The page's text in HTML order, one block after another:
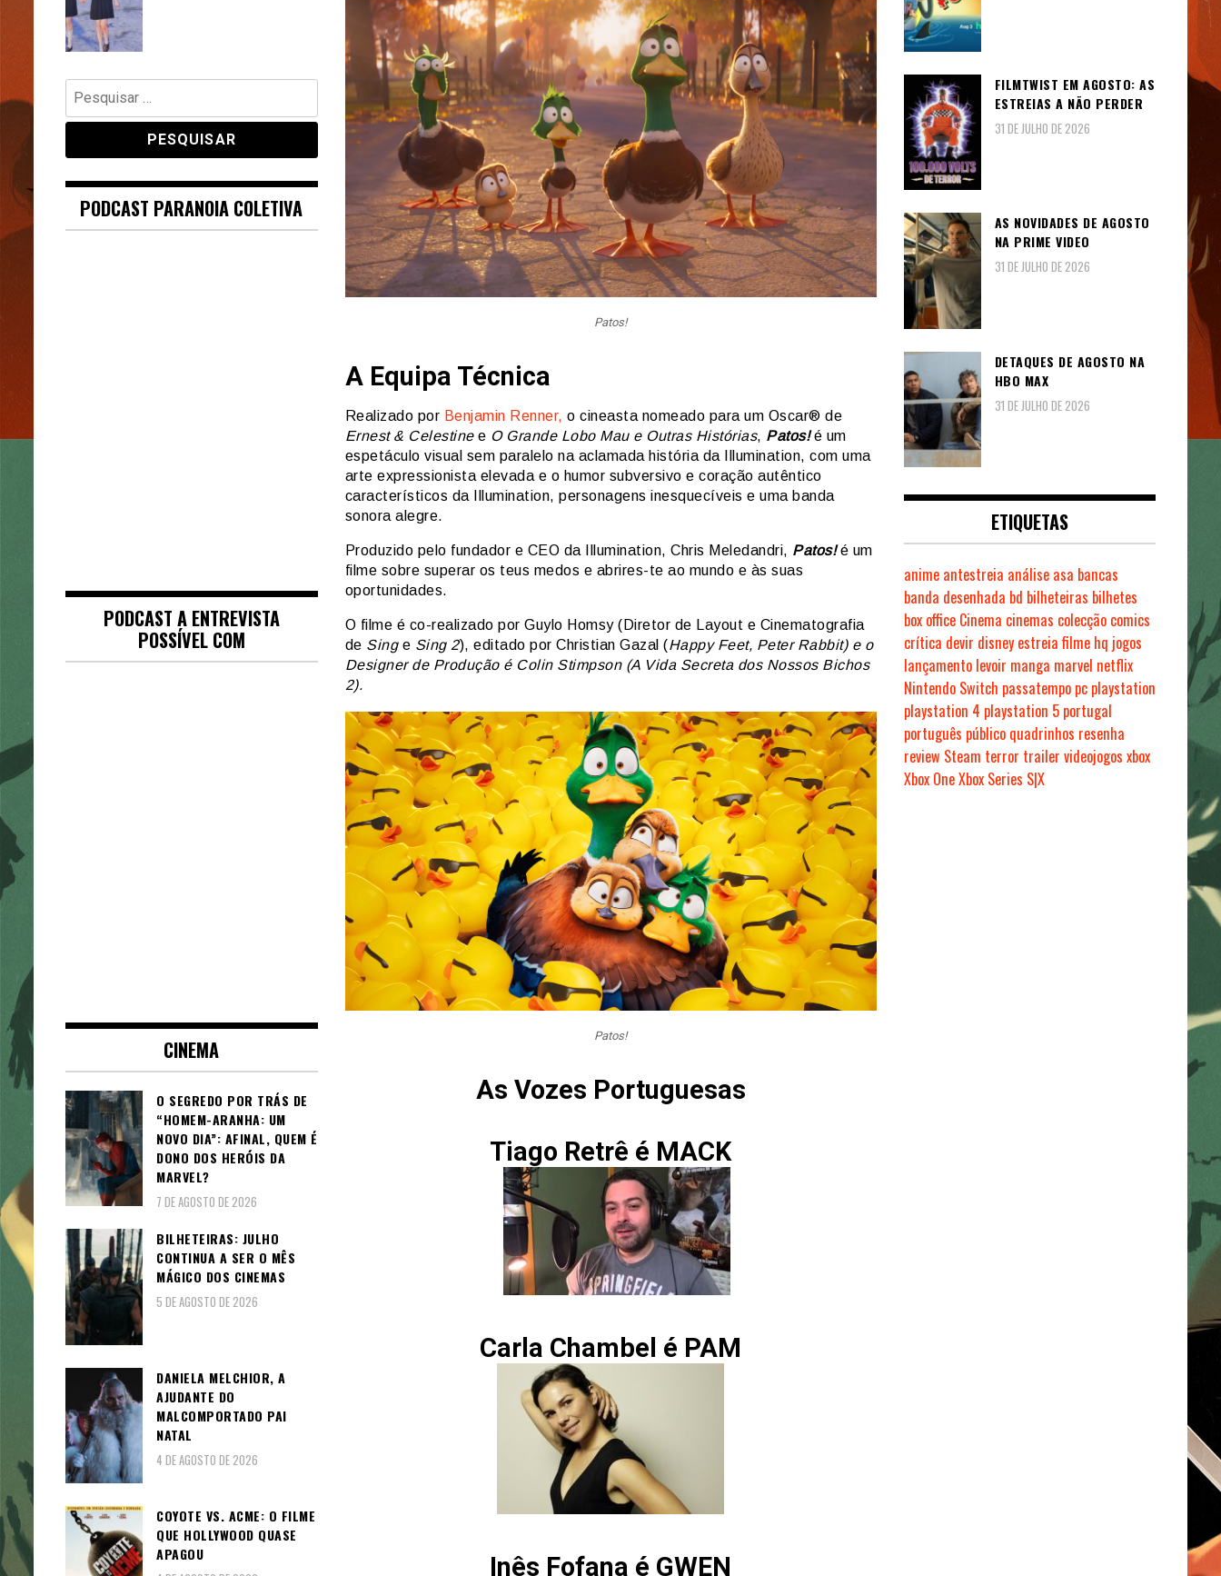
Patos!
A Equipa Técnica
Realizado por Benjamin Renner, o cineasta nomeado para um Oscar® de
Ernest & Celestinee O Grande Lobo Mau e Outras Histórias, Patos!é um
espetáculo visual sem paralelo na aclamada história da Illumination, com uma
arte expressionista elevada e o humor subversivo e coração autêntico
característicos da Illumination, personagens inesquecíveis e uma banda
sonora alegre.
Produzido pelo fundador e CEO da Illumination, Chris Meledandri, Patos!é um
filme sobre superar os teus medos e abrires-te ao mundo e às suas
oportunidades.
O filme é co-realizado por Guylo Homsy (Diretor de Layout e Cinematografia
de Singe Sing 2), editado por Christian Gazal (Happy Feet, Peter Rabbit) e o
Designer de Produção é Colin Stimpson (A Vida Secreta dos Nossos Bichos
2).
Patos!
As Vozes Portuguesas
Tiago Retrê é MACK
Carla Chambel é PAM
Inês Fofana é GWEN
Pesquisar
por:
PODCAST PARANOIA COLETIVA
PODCAST A ENTREVISTA
POSSÍVEL COM
CINEMA
O SEGREDO POR TRÁS DE
“HOMEM-ARANHA: UM
NOVO DIA”: AFINAL, QUEM É
DONO DOS HERÓIS DA
MARVEL?
7 DE AGOSTO DE 2026
BILHETEIRAS: JULHO
CONTINUA A SER O MÊS
MÁGICO DOS CINEMAS
5 DE AGOSTO DE 2026
DANIELA MELCHIOR, A
AJUDANTE DO
MALCOMPORTADO PAI
NATAL
4 DE AGOSTO DE 2026
COYOTE VS. ACME: O FILME
QUE HOLLYWOOD QUASE
APAGOU
FILMTWIST EM AGOSTO: AS
ESTREIAS A NÃO PERDER
31 DE JULHO DE 2026
AS NOVIDADES DE AGOSTO
NA PRIME VIDEO
31 DE JULHO DE 2026
DETAQUES DE AGOSTO NA
HBO MAX
31 DE JULHO DE 2026
ETIQUETAS
anime antestreia análise asa bancas
banda desenhada bd bilheteiras bilhetes
box office Cinema cinemas colecção comics
crítica devir disney estreiafilme hq jogos
lançamento levoir manga marvel netflix
Nintendo Switch passatempo pc playstation
playstation 4 playstation 5 portugal
português público quadrinhos resenha
review Steam terror trailer videojogos xbox
Xbox OneXbox Series S|X